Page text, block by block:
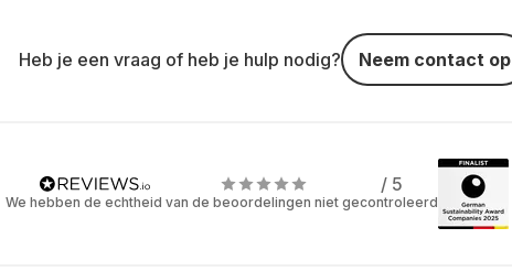
Heb je een vraag of heb je hulp nodig? Neem contact op
/ 5
We hebben de echtheid van de beoordelingen niet gecontroleerd